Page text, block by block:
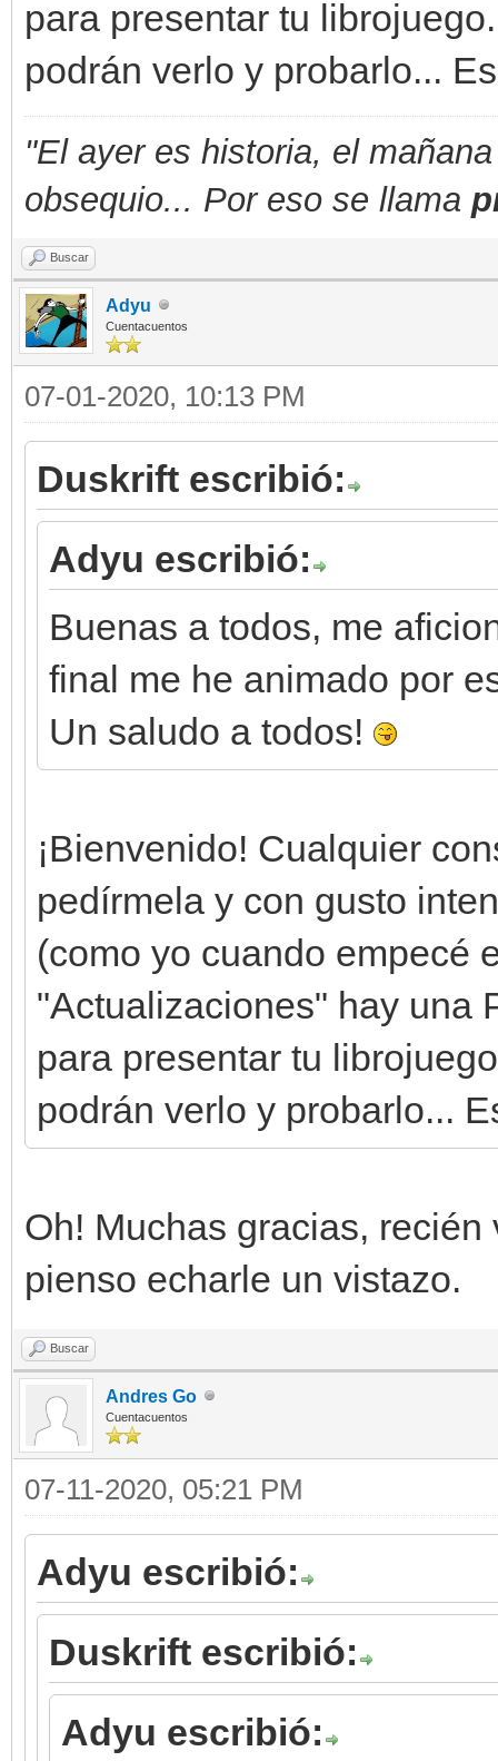
para presentar tu
podrán verlo y probarlo...
"El ayer es historia, el
obsequio... Por eso se llama
Buscar
Adyu
Cuentacuentos
07-01-2020, 10:13 PM
Duskrift escribió:
Adyu escribió:
Buenas a todos, me
final me he animado por
Un saludo a todos!
¡Bienvenido! Cualquier
pedírmela y con gusto
(como yo cuando empecé
"Actualizaciones" hay una
para presentar tu
podrán verlo y probarlo...
Oh! Muchas gracias,
pienso echarle un vistazo.
Buscar
Andres Go
Cuentacuentos
07-11-2020, 05:21 PM
Adyu escribió:
Duskrift escribió:
Adyu escribió: